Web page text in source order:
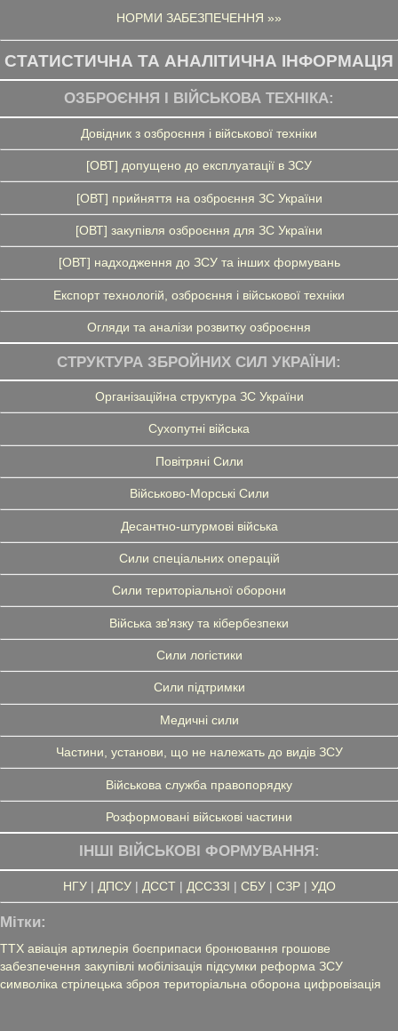
НОРМИ ЗАБЕЗПЕЧЕННЯ »»
СТАТИСТИЧНА ТА АНАЛІТИЧНА ІНФОРМАЦІЯ
ОЗБРОЄННЯ І ВІЙСЬКОВА ТЕХНІКА:
Довідник з озброєння і військової техніки
[ОВТ] допущено до експлуатації в ЗСУ
[ОВТ] прийняття на озброєння ЗС України
[ОВТ] закупівля озброєння для ЗС України
[ОВТ] надходження до ЗСУ та інших формувань
Експорт технологій, озброєння і військової техніки
Огляди та аналізи розвитку озброєння
СТРУКТУРА ЗБРОЙНИХ СИЛ УКРАЇНИ:
Організаційна структура ЗС України
Сухопутні війська
Повітряні Сили
Військово-Морські Сили
Десантно-штурмові війська
Сили спеціальних операцій
Сили територіальної оборони
Війська зв'язку та кібербезпеки
Сили логістики
Сили підтримки
Медичні сили
Частини, установи, що не належать до видів ЗСУ
Військова служба правопорядку
Розформовані військові частини
ІНШІ ВІЙСЬКОВІ ФОРМУВАННЯ:
НГУ| ДПСУ| ДССТ| ДССЗЗІ | СБУ| СЗР| УДО
Мітки:
ТТХ авіація артилерія боєприпаси бронювання грошове
забезпечення закупівлі мобілізація підсумки реформа ЗСУ
символіка стрілецька зброя територіальна оборона цифровізація